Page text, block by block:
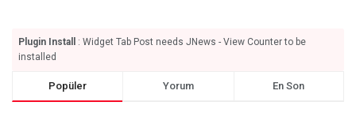
Plugin Install
: Widget Tab Post needs JNews - View Counter to be
installed
Popüler Yorum En Son